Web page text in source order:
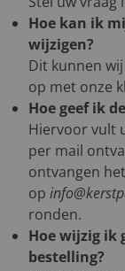
Hoe kan ik
wijzigen?
Dit kunnen
op met onze
Hoe geef ik
Hiervoor vult
per mail
ontvangen
op
ronden.
Hoe wijzig ik
bestelling?